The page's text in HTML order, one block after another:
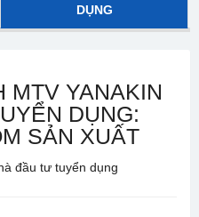
DỤNG
MTV YANAKIN
DỤNG:
SẢN XUẤT
đầu tư tuyển dụng